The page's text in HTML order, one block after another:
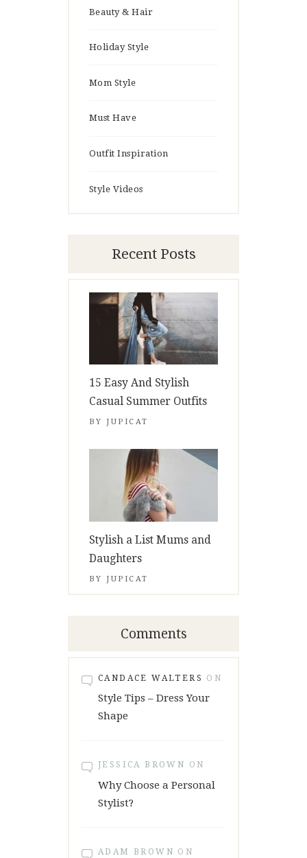
Beauty & Hair
Holiday Style
Mom Style
Must Have
Outfit Inspiration
Style Videos
Recent Posts
15 Easy And Stylish
Casual Summer Outfits
BY JUPICAT
Stylish a List Mums and
Daughters
BY JUPICAT
Comments
CANDACE WALTERS ON
Style Tips – Dress Your
Shape
JESSICA BROWN ON
Why Choose a Personal
Stylist?
ADAM BROWN ON